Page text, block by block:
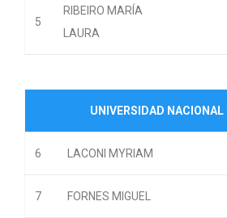
5
RIBEIRO MARÍA
LAURA
UNIVERSIDAD NACIONAL
6 LACONI MYRIAM
7 FORNES MIGUEL